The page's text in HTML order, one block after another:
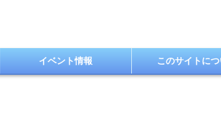
イベント情報 このサイトに